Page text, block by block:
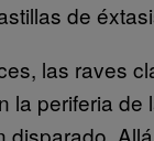
de
las raves
la periferia de
disparado.